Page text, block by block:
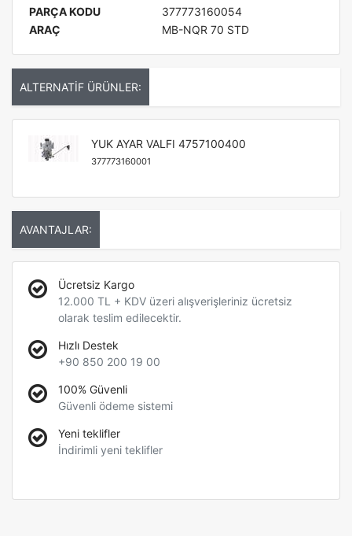
PARÇA KODU
377773160054
ARAÇ
MB-NQR 70 STD
ALTERNATİF ÜRÜNLER:
YUK AYAR VALFI 4757100400
377773160001
AVANTAJLAR:
Ücretsiz Kargo
12.000 TL + KDV üzeri alışverişleriniz ücretsiz
olarak teslim edilecektir.
Hızlı Destek
+90 850 200 19 00
100% Güvenli
Güvenli ödeme sistemi
Yeni teklifler
İndirimli yeni teklifler